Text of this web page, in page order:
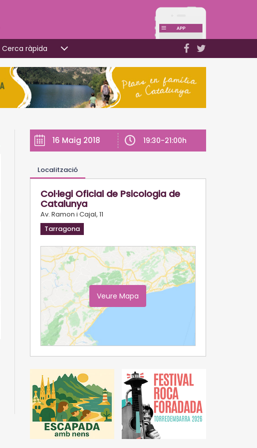
Cerca ràpida
16 Maig 2018 19:30-21:00h
Localització
Col·legi Oficial de Psicologia de
Catalunya
Av. Ramon i Cajal, 11
Tarragona
Veure Mapa